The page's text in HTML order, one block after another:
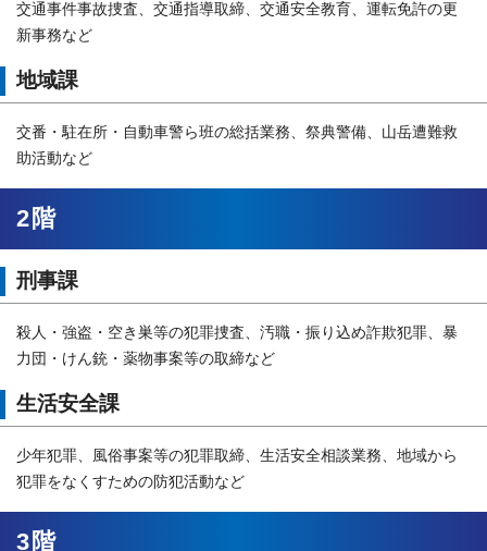
交通事件事故捜査、交通指導取締、交通安全教育、運転免許の更
新事務など
地域課
交番・駐在所・自動車警ら班の総括業務、祭典警備、山岳遭難救
助活動など
2階
刑事課
殺人・強盗・空き巣等の犯罪捜査、汚職・振り込め詐欺犯罪、暴
力団・けん銃・薬物事案等の取締など
生活安全課
少年犯罪、風俗事案等の犯罪取締、生活安全相談業務、地域から
犯罪をなくすための防犯活動など
3階